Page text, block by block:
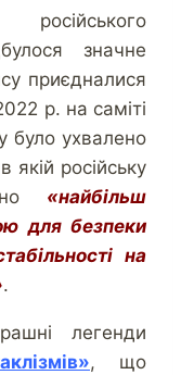
російського
значне
приєдналися
р. на саміті
було ухвалено
якій російську
«найбільш
для безпеки
на
.
легенди
, що